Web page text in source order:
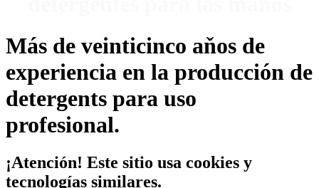
Más de veinticinco aňos de
experiencia en la producción de
detergents para uso
profesional.
¡Atención! Este sitio usa cookies y
tecnologías similares.